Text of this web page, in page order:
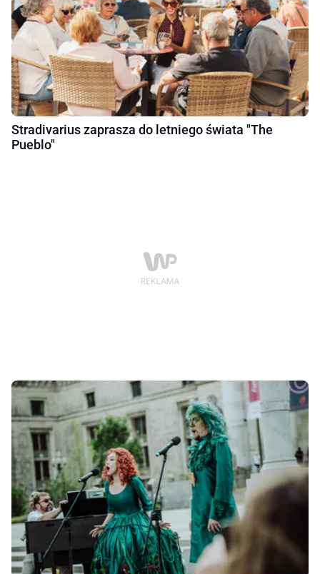
Stradivarius zaprasza do letniego świata "The
Pueblo"